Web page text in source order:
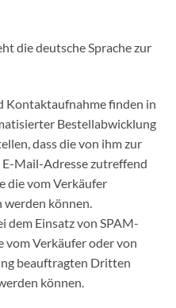
die deutsche Sprache zur
Kontaktaufnahme finden in
Bestellabwicklung
dass die von ihm zur
Mail-Adresse zutreffend
die vom Verkäufer
werden können.
dem Einsatz von SPAM-
vom Verkäufer oder von
beauftragten Dritten
können.